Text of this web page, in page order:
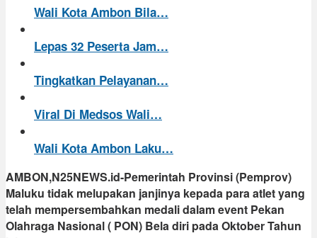
Wali Kota Ambon Bila…
Lepas 32 Peserta Jam…
Tingkatkan Pelayanan…
Viral Di Medsos Wali…
Wali Kota Ambon Laku…
AMBON,N25NEWS.id-Pemerintah Provinsi (Pemprov)
Maluku tidak melupakan janjinya kepada para atlet yang
telah mempersembahkan medali dalam event Pekan
Olahraga Nasional ( PON) Bela diri pada Oktober Tahun